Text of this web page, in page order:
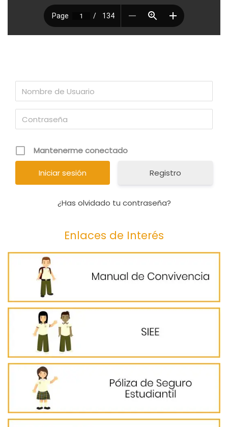
Mantenerme conectado
Registro
¿Has olvidado tu contraseña?
Enlaces de Interés